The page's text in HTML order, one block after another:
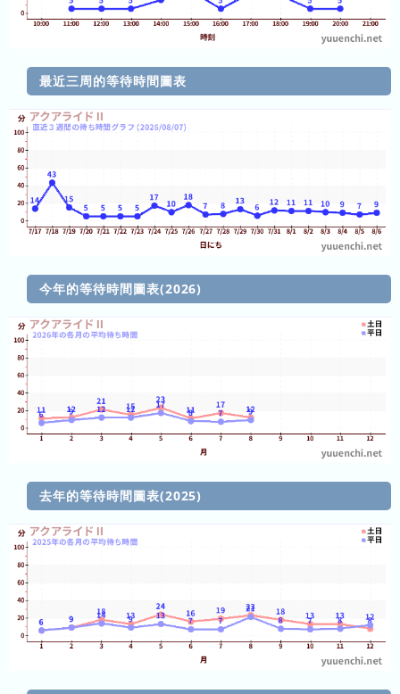
(月
と)
2023
年
ご
と)
2026
(日
ご
ご
と)
年
(日
ご
(日
最近三周的等待時間圖表
今年的等待時間圖表(2026)
去年的等待時間圖表(2025)